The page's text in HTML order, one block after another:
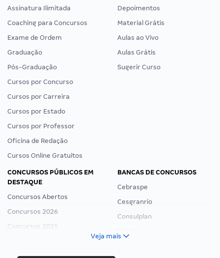
Assinatura Ilimitada
Coaching para Concursos
Exame de Ordem
Graduação
Pós-Graduação
Cursos por Concurso
Cursos por Carreira
Cursos por Estado
Cursos por Professor
Oficina de Redação
Cursos Online Gratuitos
Depoimentos
Material Grátis
Aulas ao Vivo
Aulas Grátis
Sugerir Curso
CONCURSOS PÚBLICOS EM
DESTAQUE
Concursos Abertos
Concursos 2026
Concursos 2025
Concurso Ibama
BANCAS DE CONCURSOS
Cebraspe
Cesgranrio
Consulplan
Veja mais